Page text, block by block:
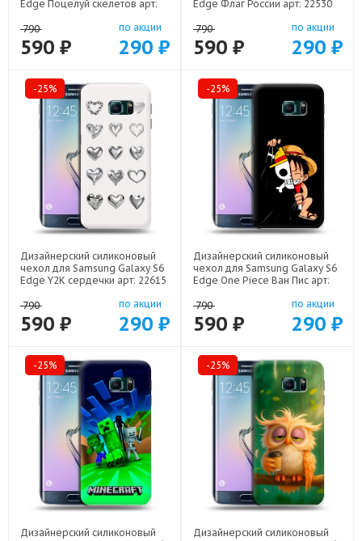
Edge Поцелуй скелетов арт:
790
590 ₽
по акции
290 ₽
Edge Флаг России арт: 22530
790
590 ₽
по акции
290 ₽
-25%
Дизайнерский силиконовый
чехол для Samsung Galaxy S6
Edge Y2K сердечки арт: 22615
790
590 ₽
по акции
290 ₽
-25%
Дизайнерский силиконовый
чехол для Samsung Galaxy S6
Edge One Piece Ван Пис арт:
790
590 ₽
по акции
290 ₽
-25%
Дизайнерский силиконовый
-25%
Дизайнерский силиконовый